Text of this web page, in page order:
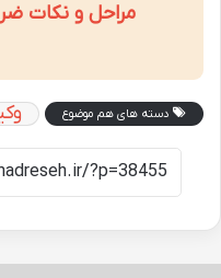
مراحل و نکات
دسته های هم موضوع